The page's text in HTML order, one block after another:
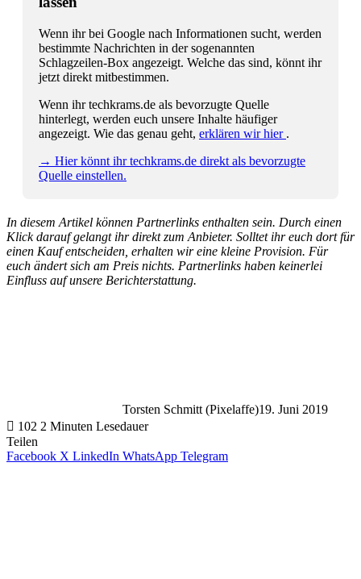
Wenn ihr bei Google nach Informationen sucht, werden
bestimmte Nachrichten in der sogenannten
Schlagzeilen-Box angezeigt. Welche das sind, könnt ihr
jetzt direkt mitbestimmen.
Wenn ihr techkrams.de als bevorzugte Quelle
hinterlegt, werden euch unsere Inhalte häufiger
angezeigt. Wie das genau geht, erklären wir hier .
→ Hier könnt ihr techkrams.de direkt als bevorzugte
Quelle einstellen.
In diesem Artikel können Partnerlinks enthalten sein. Durch einen
Klick darauf gelangt ihr direkt zum Anbieter. Solltet ihr euch dort für
einen Kauf entscheiden, erhalten wir eine kleine Provision. Für
euch ändert sich am Preis nichts. Partnerlinks haben keinerlei
Einfluss auf unsere Berichterstattung.
Torsten Schmitt (Pixelaffe)19. Juni 2019
102 2 Minuten Lesedauer
Teilen
Facebook X LinkedIn WhatsApp Telegram